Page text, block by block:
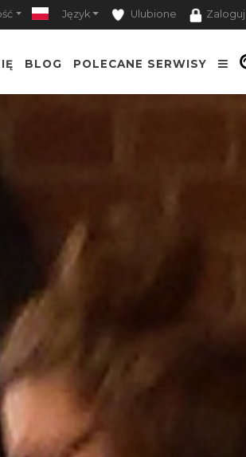
Język Ulubione Zaloguj
BLOG POLECANE SERWISY